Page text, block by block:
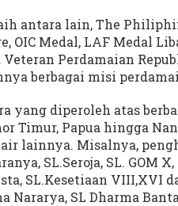
antara lain, The
OIC Medal, LAF Medal
Perdamaian
berbagai misi
yang diperoleh atas
Timur, Papua hingga
lainnya. Misalnya,
SL.Seroja, SL. GOM
SL.Kesetiaan VIII,XVI
Nararya, SL Dharma